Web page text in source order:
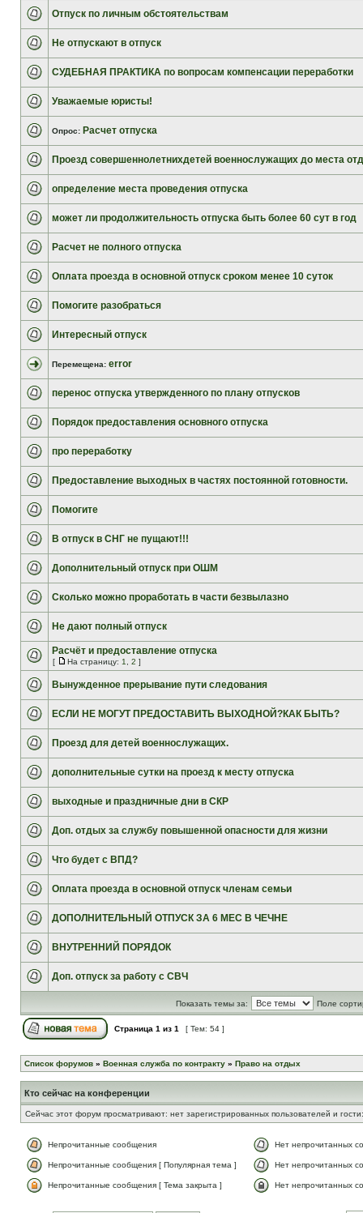
Отпуск по личным обстоятельствам
Не отпускают в отпуск
СУДЕБНАЯ ПРАКТИКА по вопросам компенсации переработки
Уважаемые юристы!
Опрос: Расчет отпуска
Проезд совершеннолетнихдетей военнослужащих до места
определение места проведения отпуска
может ли продолжительность отпуска быть более 60 сут в год
Расчет не полного отпуска
Оплата проезда в основной отпуск сроком менее 10 суток
Помогите разобраться
Интересный отпуск
Перемещена: error
перенос отпуска утвержденного по плану отпусков
Порядок предоставления основного отпуска
про переработку
Предоставление выходных в частях постоянной готовности.
Помогите
В отпуск в СНГ не пущают!!!
Дополнительный отпуск при ОШМ
Сколько можно проработать в части безвылазно
Не дают полный отпуск
Расчёт и предоставление отпуска
[ На страницу: 1 2 ]
Вынужденное прерывание пути следования
ЕСЛИ НЕ МОГУТ ПРЕДОСТАВИТЬ ВЫХОДНОЙ?КАК БЫТЬ?
Проезд для детей военнослужащих.
дополнительные сутки на проезд к месту отпуска
выходные и праздничные дни в СКР
Доп. отдых за службу повышенной опасности для жизни
Что будет с ВПД?
Оплата проезда в основной отпуск членам семьи
ДОПОЛНИТЕЛЬНЫЙ ОТПУСК ЗА 6 МЕС В ЧЕЧНЕ
ВНУТРЕННИЙ ПОРЯДОК
Доп. отпуск за работу с СВЧ
Показать темы за: Поле
Страница 1 из 1 [ Тем: 54 ]
Список форумов » Военная служба по контракту » Право на отдых
Кто сейчас на конференции
Сейчас этот форум просматривают: нет зарегистрированных пользователей и
Непрочитанные сообщения Нет непрочитанных
Непрочитанные сообщения [ Популярная тема ] Нет непрочитанных
Непрочитанные сообщения [ Тема закрыта ] Нет непрочитанных